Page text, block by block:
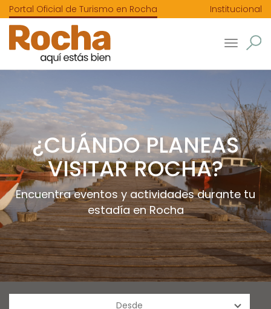
Portal Oficial de Turismo en Rocha Institucional
Toggle
¿CUÁNDO PLANEAS
VISITAR ROCHA?
Encuentra eventos y actividades durante tu
estadía en Rocha